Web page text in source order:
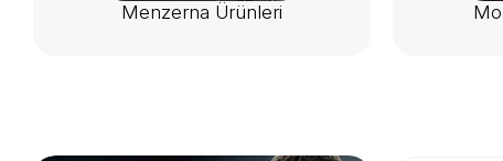
Menzerna Ürünleri